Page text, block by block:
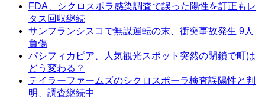
FDA、シクロスポラ感染調査で誤った陽性を訂正もレ
タス回収継続
サンフランシスコで無謀運転の末、衝突事故発生 9人
負傷
パシフィカピア、人気観光スポット突然の閉鎖で町は
どう変わる？
テイラーファームズのシクロスポーラ検査誤陽性と判
明、調査継続中